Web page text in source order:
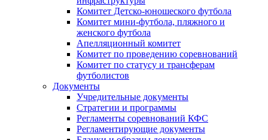
Комитет Детско-юношеского футбола
Комитет мини-футбола, пляжного и
женского футбола
Апелляционный комитет
Комитет по проведению соревнований
Комитет по статусу и трансферам
футболистов
Документы
Учредительные документы
Стратегии и программы
Регламенты соревнований КФС
Регламентирующие документы